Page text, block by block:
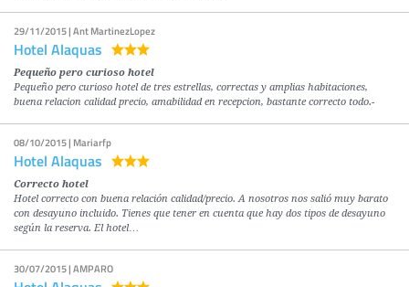
29/11/2015 | Ant MartinezLopez
Hotel Alaquas
Pequeño pero curioso hotel
Pequeño pero curioso hotel de tres estrellas, correctas y amplias habitaciones,
buena relacion calidad precio, amabilidad en recepcion, bastante correcto todo.-
08/10/2015 | Mariarfp
Hotel Alaquas
Correcto hotel
Hotel correcto con buena relación calidad/precio. A nosotros nos salió muy barato
con desayuno incluido. Tienes que tener en cuenta que hay dos tipos de desayuno
según la reserva. El hotel…
30/07/2015 | AMPARO